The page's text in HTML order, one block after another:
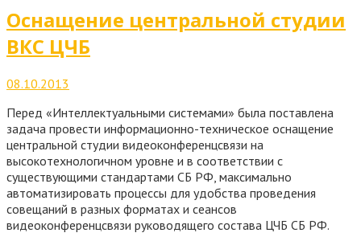
Оснащение центральной студии
ВКС ЦЧБ
08.10.2013
Перед «Интеллектуальными системами» была поставлена
задача провести информационно-техническое оснащение
центральной студии видеоконференцсвязи на
высокотехнологичном уровне и в соответствии с
существующими стандартами СБ РФ, максимально
автоматизировать процессы для удобства проведения
совещаний в разных форматах и сеансов
видеоконференцсвязи руководящего состава ЦЧБ СБ РФ.